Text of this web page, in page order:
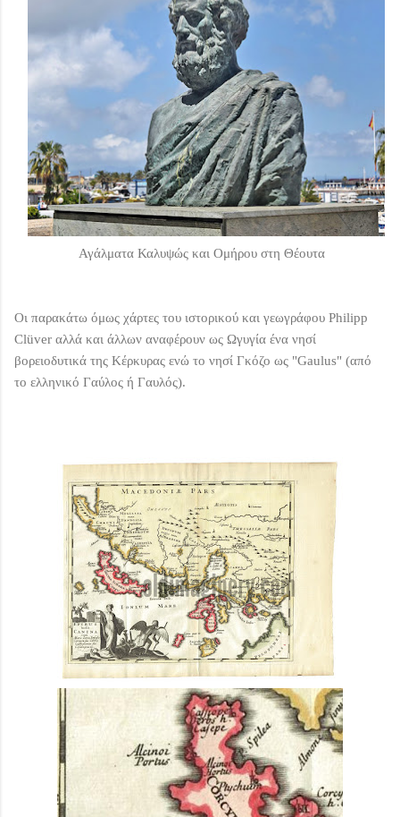
Αγάλματα Καλυψώς και Ομήρου στη Θέουτα
Οι παρακάτω όμως χάρτες του ιστορικού και γεωγράφου Philipp
Clüver αλλά και άλλων αναφέρουν ως Ωγυγία ένα νησί
βορειοδυτικά της Κέρκυρας ενώ το νησί Γκόζο ως "Gaulus" (από
το ελληνικό Γαύλος ή Γαυλός).